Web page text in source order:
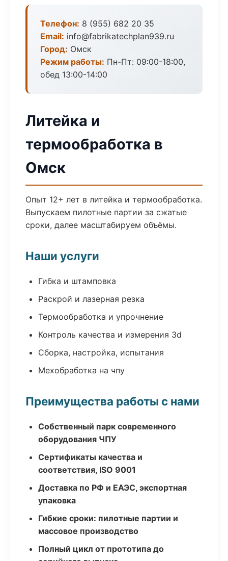
Телефон: 8 (955) 682 20 35
Email: info@fabrikatechplan939.ru
Город: Омск
Режим работы: Пн-Пт: 09:00-18:00,
обед 13:00-14:00
Литейка и
термообработка в
Омск
Опыт 12+ лет в литейка и термообработка.
Выпускаем пилотные партии за сжатые
сроки, далее масштабируем объёмы.
Наши услуги
Гибка и штамповка
Раскрой и лазерная резка
Термообработка и упрочнение
Контроль качества и измерения 3d
Сборка, настройка, испытания
Мехобработка на чпу
Преимущества работы с нами
Собственный парк современного
оборудования ЧПУ
Сертификаты качества и
соответствия, ISO 9001
Доставка по РФ и ЕАЭС, экспортная
упаковка
Гибкие сроки: пилотные партии и
массовое производство
Полный цикл от прототипа до